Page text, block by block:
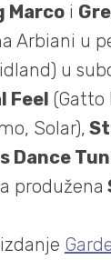
Marcoi
Arbiani u
u
Feel (Gatto
Solar),
Dance
produžena